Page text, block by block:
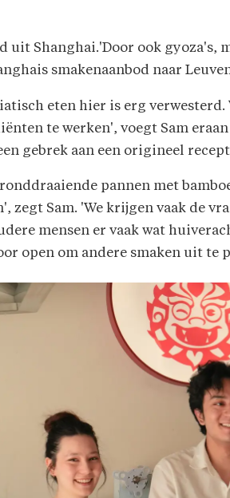
uit Shanghai.'Door ook gyoza's,
smakenaanbod naar
eten hier is erg
te werken', voegt Sam
gebrek aan een origineel
pannen met
zegt Sam. 'We krijgen vaak de
mensen er vaak wat
open om andere smaken uit te